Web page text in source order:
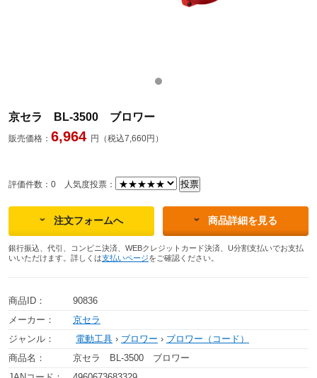
京セラ BL-3500 ブロワー
販売価格： 6,964 円（税込7,660円）
評価件数：0 人気度投票：
注文フォームへ 商品詳細を見る
銀行振込、代引、コンビニ決済、WEBクレジットカード決済、U分割支払いでお支払
いいただけます。詳しくは支払いページをご確認ください。
商品ID：
90836
メーカー：
京セラ
ジャンル：
電動工具 › ブロワー › ブロワー（コード）
商品名：
京セラ BL-3500 ブロワー